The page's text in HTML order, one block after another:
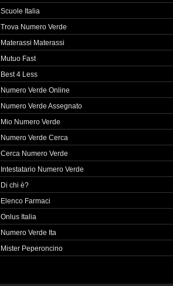
Scuole Italia
Trova Numero Verde
Materassi Materassi
Mutuo Fast
Best 4 Less
Numero Verde Online
Numero Verde Assegnato
Mio Numero Verde
Numero Verde Cerca
Cerca Numero Verde
Intestatario Numero Verde
Di chi è?
Elenco Farmaci
Onlus Italia
Numero Verde Ita
Mister Peperoncino